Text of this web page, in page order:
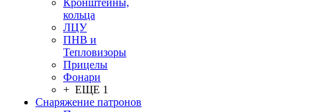
Кронштейны,
кольца
ЛЦУ
ПНВ и
Тепловизоры
Прицелы
Фонари
+ ЕЩЕ 1
Снаряжение патронов